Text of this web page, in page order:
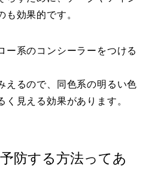
も効果的です。
ー系のコンシーラーをつける
えるので、同色系の明るい色
く見える効果があります。
防する方法ってあ